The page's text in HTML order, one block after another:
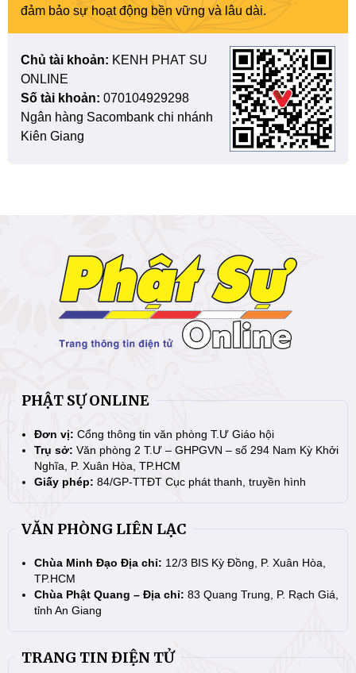
đảm bảo sự hoạt động bền vững và lâu dài.
Chủ tài khoản: KENH PHAT SU
ONLINE
Số tài khoản: 070104929298
Ngân hàng Sacombank chi nhánh
Kiên Giang
PHẬT SỰ ONLINE
Đơn vị: Cổng thông tin văn phòng T.Ư Giáo hội
Trụ sở: Văn phòng 2 T.Ư – GHPGVN – số 294 Nam Kỳ Khởi
Nghĩa, P. Xuân Hòa, TP.HCM
Giấy phép: 84/GP-TTĐT Cục phát thanh, truyền hình
VĂN PHÒNG LIÊN LẠC
Chùa Minh Đạo Địa chỉ: 12/3 BIS Kỳ Đồng, P. Xuân Hòa,
TP.HCM
Chùa Phật Quang – Địa chỉ: 83 Quang Trung, P. Rạch Giá,
tỉnh An Giang
TRANG TIN ĐIỆN TỬ